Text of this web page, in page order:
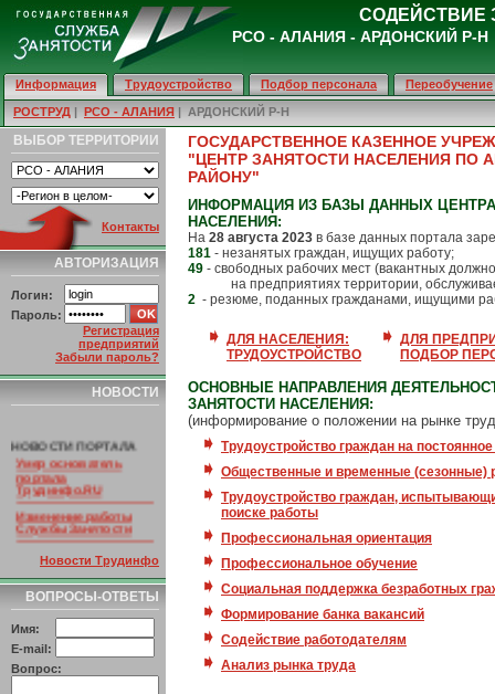
Информация Трудоустройство Подбор персонала Переобучение
РОСТРУД | РСО - АЛАНИЯ | АРДОНСКИЙ Р-Н
СОДЕЙСТВИЕ
РСО - АЛАНИЯ - АРДОНСКИЙ Р-Н
ВЫБОР ТЕРРИТОРИИ
Контакты
АВТОРИЗАЦИЯ
Логин:
Пароль:
Регистрация
предприятий
Забыли пароль?
НОВОСТИ
Умер основатель
портала
Трудинфо.RU
Изменение работы
Службы Занятости
Интеграция Госуслуг
Изменение структуры
ссылок
Новости Трудинфо
ВОПРОСЫ-ОТВЕТЫ
Имя:
E-mail:
Вопрос:
ГОСУДАРСТВЕННОЕ КАЗЕННОЕ
"ЦЕНТР ЗАНЯТОСТИ НАСЕЛЕНИЯ ПО
РАЙОНУ"
ИНФОРМАЦИЯ ИЗ БАЗЫ ДАННЫХ
НАСЕЛЕНИЯ:
На 28 августа 2023 в базе данных портала
181 - незанятых граждан, ищущих работу;
49 - свободных рабочих мест (вакантных
на предприятиях территории,
2 - резюме, поданных гражданами, ищущими
ДЛЯ НАСЕЛЕНИЯ:
ТРУДОУСТРОЙСТВО
ДЛЯ
ПОДБОР
ОСНОВНЫЕ НАПРАВЛЕНИЯ
ЗАНЯТОСТИ НАСЕЛЕНИЯ:
(информирование о положении на рынке
Трудоустройство граждан на
Общественные и временные (сезонные)
Трудоустройство граждан,
поиске работы
Профессиональная ориентация
Профессиональное обучение
Социальная поддержка безработных
Формирование банка вакансий
Содействие работодателям
Анализ рынка труда